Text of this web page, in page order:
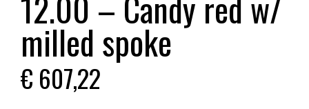
milled spoke
€ 607,22